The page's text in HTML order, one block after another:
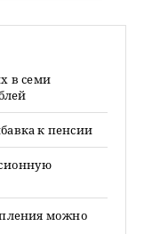
в семи
к пенсии
можно